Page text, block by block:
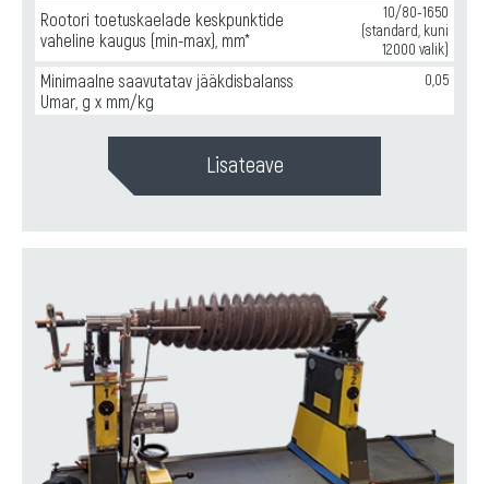
Rootori toetuskaelade keskpunktide
vaheline kaugus (min-max), mm*
10/80-1650
(standard, kuni
12000 valik)
Minimaalne saavutatav jääkdisbalanss
Umar, g x mm/kg
0,05
Lisateave